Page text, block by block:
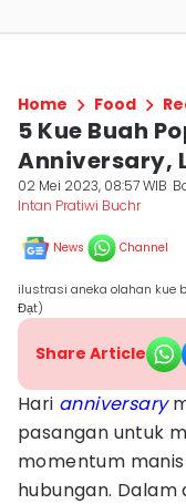
Home Food
5 Kue Buah
Anniversary,
02 Mei 2023, 08:57 WIB
Intan Pratiwi Buchr
News Channel
ilustrasi aneka olahan kue
Đạt)
Share Article
Hari anniversary
pasangan untuk
momentum
hubungan.